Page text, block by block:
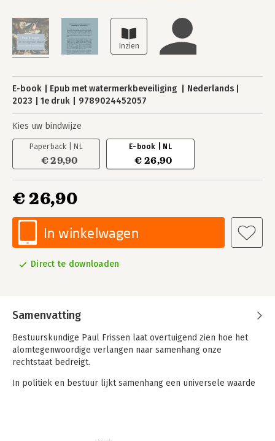
E-book Epub met watermerkbeveiliging
Nederlands
2023
1e druk 9789024452057
Kies uw bindwijze
Paperback | NL
€ 29,90
E-book | NL
€ 26,90
€ 26,90
In winkelwagen
Direct te downloaden
Samenvatting
Bestuurskundige Paul Frissen laat overtuigend zien hoe het
alomtegenwoordige verlangen naar samenhang onze
rechtstaat bedreigt.
In politiek en bestuur lijkt samenhang een universele waarde